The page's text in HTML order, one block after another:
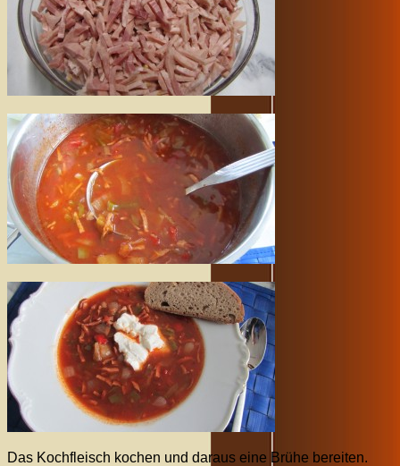
Das Kochfleisch kochen und daraus eine Brühe bereiten.